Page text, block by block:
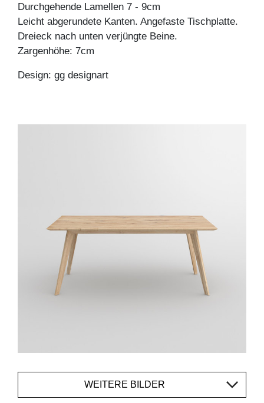
Durchgehende Lamellen 7 - 9cm
Leicht abgerundete Kanten. Angefaste Tischplatte.
Dreieck nach unten verjüngte Beine.
Zargenhöhe: 7cm
Design: gg designart
WEITERE BILDER